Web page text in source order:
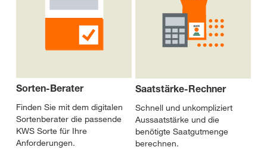
Sorten-Berater
Finden Sie mit dem digitalen
Sortenberater die passende
KWS Sorte für Ihre
Anforderungen.
Saatstärke-Rechner
Schnell und unkompliziert
Aussaatstärke und die
benötigte Saatgutmenge
berechnen.